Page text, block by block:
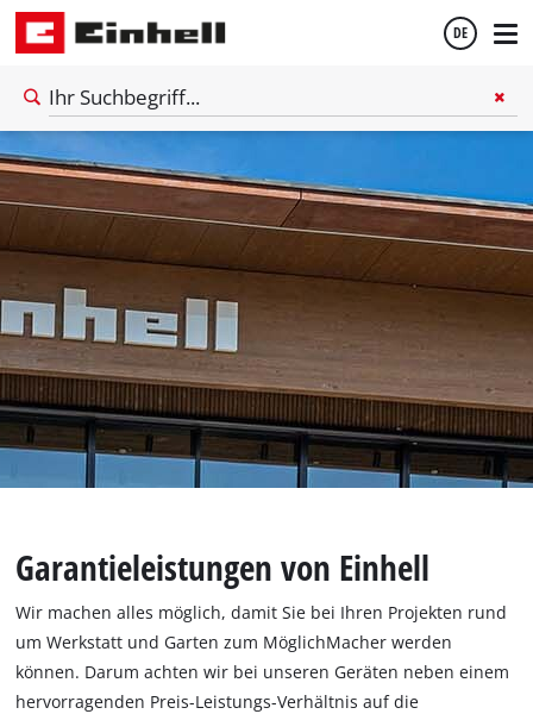
DE
Deutsch
English
Garantieleistungen von Einhell
Wir machen alles möglich, damit Sie bei Ihren Projekten rund
um Werkstatt und Garten zum MöglichMacher werden
können. Darum achten wir bei unseren Geräten neben einem
hervorragenden Preis-Leistungs-Verhältnis auf die